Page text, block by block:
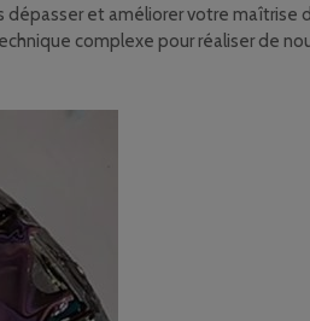
dépasser et améliorer votre maîtrise
complexe pour réaliser de